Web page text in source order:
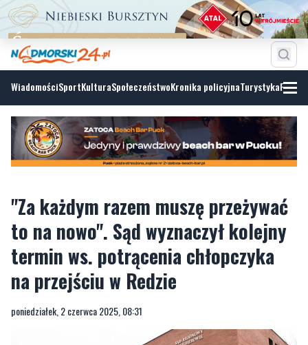
WiadomościSportKulturaSpołeczeństwoKronika policyjnaTurystyka
"Za każdym razem muszę przeżywać
termin ws. potrącenia chłopczyka
na przejściu w Redzie
poniedziałek, 2 czerwca 2025, 08:31